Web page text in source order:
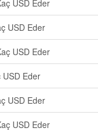
USD Eder
USD Eder
USD Eder
USD Eder
USD Eder
USD Eder